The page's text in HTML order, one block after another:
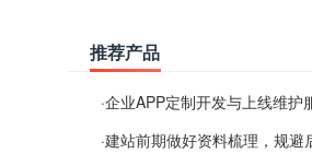
推荐产品
·企业APP定制开发与上线维护
·建站前期做好资料梳理，规避后续各类使